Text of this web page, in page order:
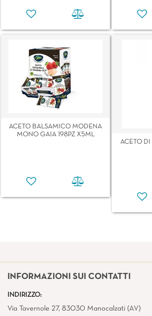
ACETO BALSAMICO MODENA
MONO GAIA 198PZ X5ML
ACETO
INFORMAZIONI SUI CONTATTI
INDIRIZZO:
Via Tavernole 27, 83030 Manocalzati (AV)